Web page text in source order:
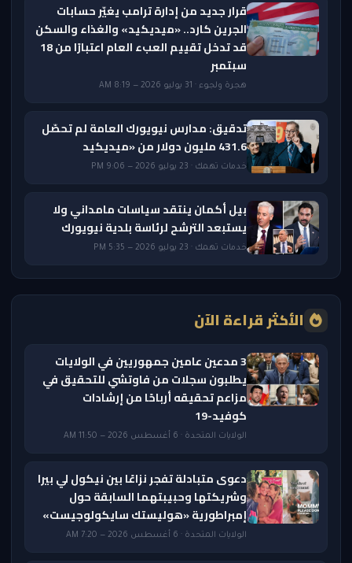
قرار جديد من إدارة ترامب يغيّر حسابات
الجرين كارد.. «ميديكيد» والغذاء والسكن
قد تدخل تقييم العبء العام اعتبارًا من 18
سبتمبر
هجرة ولجوء · 31 يوليو 2026 — 8:19 AM
تدقيق: مدارس نيويورك العامة لم تحصّل
431.6 مليون دولار من «ميديكيد
خدمات تهمك · 23 يوليو 2026 — 9:06 PM
بيل أكمان ينتقد سياسات مامداني ولا
يستبعد الترشح لرئاسة بلدية نيويورك
خدمات تهمك · 23 يوليو 2026 — 5:35 PM
الأكثر قراءة الآن
3 مدعين عامين جمهوريين في الولايات
يطلبون سجلات من فاوتشي للتحقيق في
مزاعم تحقيقه أرباحًا من إرشادات
كوفيد-19
الولايات المتحدة · 6 أغسطس 2026 — 11:50 AM
دعوى متبادلة تفجر نزاعًا بين نيكول لي بيرا
وشريكتها وحبيبتهما السابقة حول
إمبراطورية «هوليستك سايكولوجيست»
الولايات المتحدة · 6 أغسطس 2026 — 7:20 AM